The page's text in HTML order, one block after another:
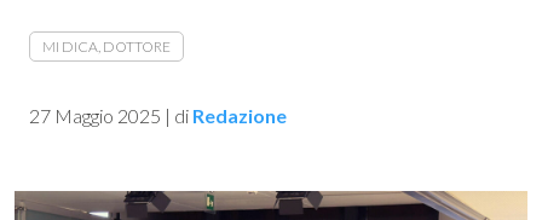
MI DICA, DOTTORE
27 Maggio 2025 | di Redazione